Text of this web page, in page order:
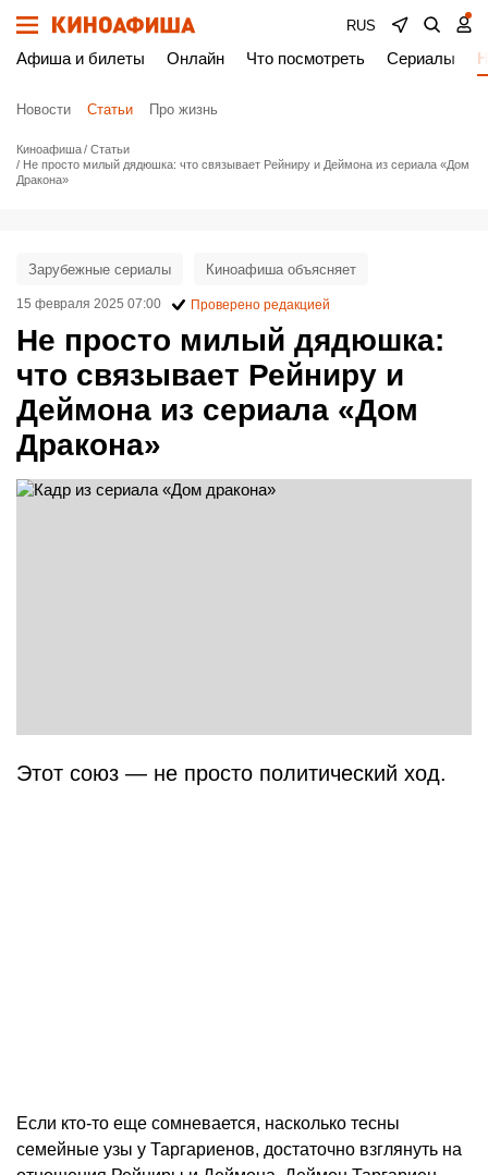
RUS
Афиша и билеты Онлайн Что посмотреть Сериалы
Новости Статьи Про жизнь
Киноафиша
Статьи
Не просто милый дядюшка: что связывает Рейниру и Деймона из сериала «Дом
Дракона»
Не просто милый дядюшка:
что связывает Рейниру и
Деймона из сериала «Дом
Дракона»
Зарубежные сериалы Киноафиша объясняет
15 февраля 2025 07:00 Проверено редакцией
Этот союз — не просто политический ход.
Если кто-то еще сомневается, насколько тесны
семейные узы у Таргариенов, достаточно взглянуть на